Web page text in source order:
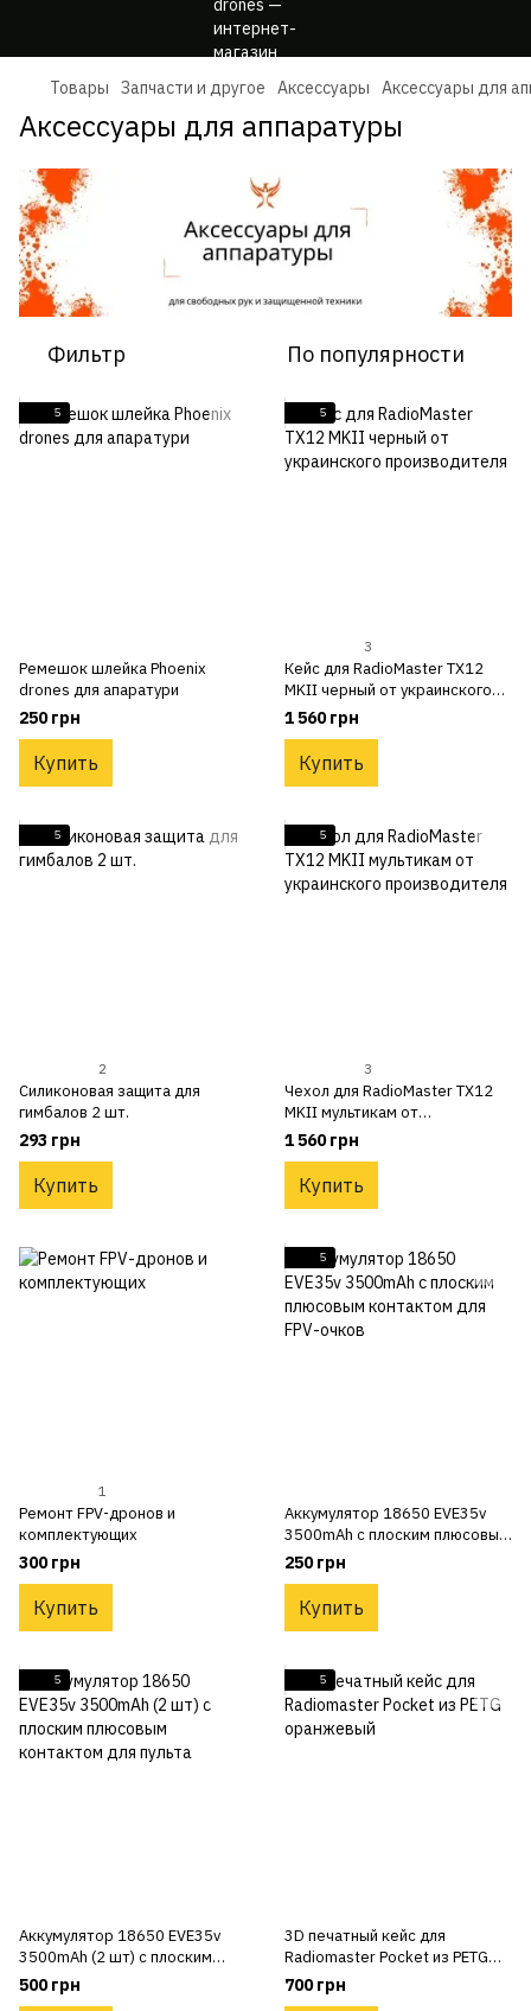
Товары Запчасти и другое Аксессуары Аксессуары для
Аксессуары для аппаратуры
Фильтр По популярности
5
Ремешок шлейка Phoenix
drones для апаратури
250 грн
Купить
5
3
Кейс для RadioMaster TX12
MKII черный от украинского
производителя
1 560 грн
Купить
5
2
Силиконовая защита для
гимбалов 2 шт.
293 грн
Купить
5
3
Чехол для RadioMaster TX12
MKII мультикам от
украинского производителя
1 560 грн
Купить
1
Ремонт FPV-дронов и
комплектующих
300 грн
Купить
5
Аккумулятор 18650 EVE35v
3500mAh с плоским плюсовым
контактом для FPV-очков
250 грн
Купить
5
Аккумулятор 18650 EVE35v
3500mAh (2 шт) с плоским
плюсовым контактом для
пульта
500 грн
5
3D печатный кейс для
Radiomaster Pocket из PETG
оранжевый
700 грн